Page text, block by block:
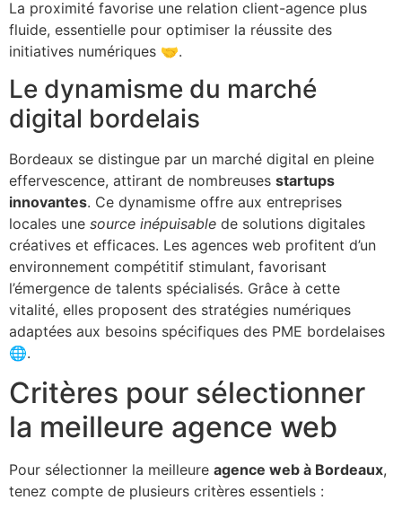
La proximité favorise une relation client-agence plus
fluide, essentielle pour optimiser la réussite des
initiatives numériques 🤝.
Le dynamisme du marché
digital bordelais
Bordeaux se distingue par un marché digital en pleine
effervescence, attirant de nombreuses startups
innovantes. Ce dynamisme offre aux entreprises
locales une source inépuisable de solutions digitales
créatives et efficaces. Les agences web profitent d’un
environnement compétitif stimulant, favorisant
l’émergence de talents spécialisés. Grâce à cette
vitalité, elles proposent des stratégies numériques
adaptées aux besoins spécifiques des PME bordelaises
🌐.
Critères pour sélectionner
la meilleure agence web
Pour sélectionner la meilleure agence web à Bordeaux,
tenez compte de plusieurs critères essentiels :